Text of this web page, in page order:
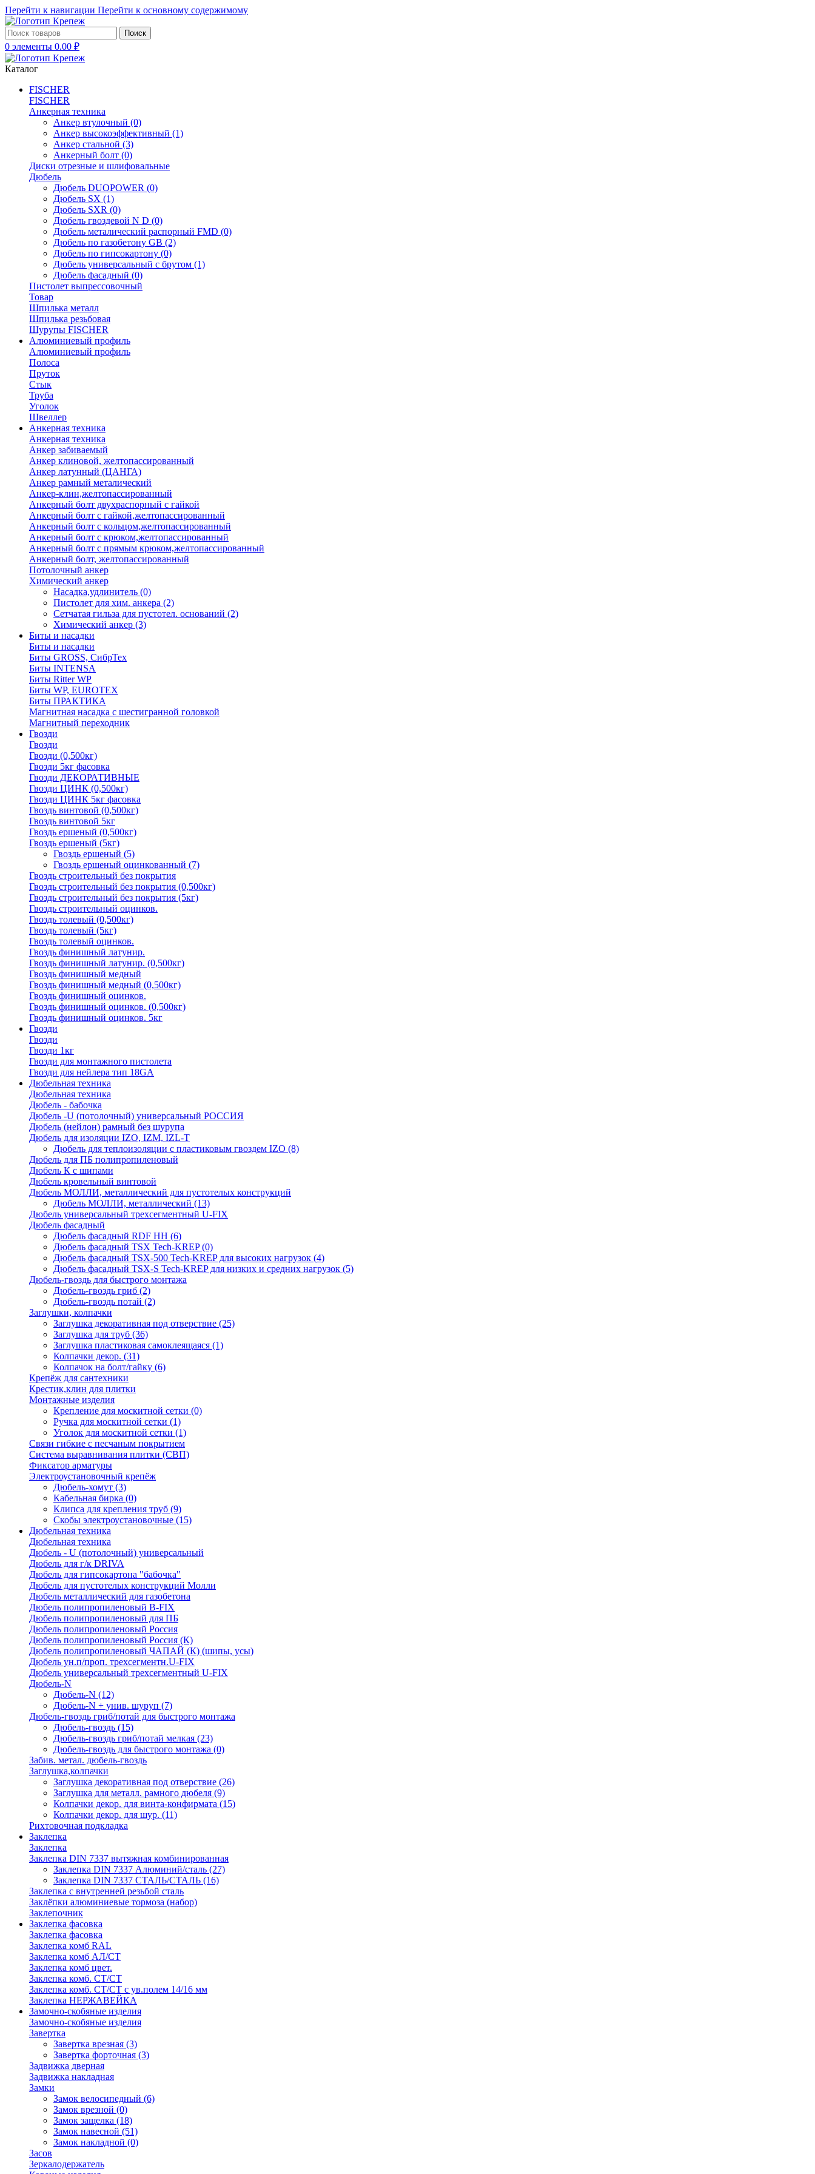
Перейти к навигации Перейти к основному содержимому
Поиск
0 элементы 0.00 ₽
Каталог
FISCHER
FISCHER
Анкерная техника
Анкер втулочный (0)
Анкер высокоэффективный (1)
Анкер стальной (3)
Анкерный болт (0)
Диски отрезные и шлифовальные
Дюбель
Дюбель DUOPOWER (0)
Дюбель SX (1)
Дюбель SXR (0)
Дюбель гвоздевой N D (0)
Дюбель металический распорный FMD (0)
Дюбель по газобетону GB (2)
Дюбель по гипсокартону (0)
Дюбель универсальный с брутом (1)
Дюбель фасадный (0)
Пистолет выпрессовочный
Товар
Шпилька металл
Шпилька резьбовая
Шурупы FISCHER
Алюминиевый профиль
Алюминиевый профиль
Полоса
Пруток
Стык
Труба
Уголок
Швеллер
Анкерная техника
Анкерная техника
Анкер забиваемый
Анкер клиновой, желтопассированный
Анкер латунный (ЦАНГА)
Анкер рамный металический
Анкер-клин,желтопассированный
Анкерный болт двухраспорный с гайкой
Анкерный болт с гайкой,желтопассированный
Анкерный болт с кольцом,желтопассированный
Анкерный болт с крюком,желтопассированный
Анкерный болт с прямым крюком,желтопассированный
Анкерный болт, желтопассированный
Потолочный анкер
Химический анкер
Насадка,удлинитель (0)
Пистолет для хим. анкера (2)
Сетчатая гильза для пустотел. оснований (2)
Химический анкер (3)
Биты и насадки
Биты и насадки
Биты GROSS, СибрТех
Биты INTENSA
Биты Ritter WP
Биты WP, EUROTEX
Биты ПРАКТИКА
Магнитная насадка с шестигранной головкой
Магнитный переходник
Гвозди
Гвозди
Гвозди (0,500кг)
Гвозди 5кг фасовка
Гвозди ДЕКОРАТИВНЫЕ
Гвозди ЦИНК (0,500кг)
Гвозди ЦИНК 5кг фасовка
Гвоздь винтовой (0,500кг)
Гвоздь винтовой 5кг
Гвоздь ершеный (0,500кг)
Гвоздь ершеный (5кг)
Гвоздь ершеный (5)
Гвоздь ершеный оцинкованный (7)
Гвоздь строительный без покрытия
Гвоздь строительный без покрытия (0,500кг)
Гвоздь строительный без покрытия (5кг)
Гвоздь строительный оцинков.
Гвоздь толевый (0,500кг)
Гвоздь толевый (5кг)
Гвоздь толевый оцинков.
Гвоздь финишный латунир.
Гвоздь финишный латунир. (0,500кг)
Гвоздь финишный медный
Гвоздь финишный медный (0,500кг)
Гвоздь финишный оцинков.
Гвоздь финишный оцинков. (0,500кг)
Гвоздь финишный оцинков. 5кг
Гвозди
Гвозди
Гвозди 1кг
Гвозди для монтажного пистолета
Гвозди для нейлера тип 18GA
Дюбельная техника
Дюбельная техника
Дюбель - бабочка
Дюбель -U (потолочный) универсальный РОССИЯ
Дюбель (нейлон) рамный без шурупа
Дюбель для изоляции IZO, IZM, IZL-T
Дюбель для теплоизоляции с пластиковым гвоздем IZO (8)
Дюбель для ПБ полипропиленовый
Дюбель К с шипами
Дюбель кровельный винтовой
Дюбель МОЛЛИ, металлический для пустотелых конструкций
Дюбель МОЛЛИ, металлический (13)
Дюбель универсальный трехсегментный U-FIX
Дюбель фасадный
Дюбель фасадный RDF НН (6)
Дюбель фасадный TSX Tech-KREP(0)
Дюбель фасадный TSX-500 Tech-KREP для высоких нагрузок (4)
Дюбель фасадный TSX-S Tech-KREP для низких и средних нагрузок (5)
Дюбель-гвоздь для быстрого монтажа
Дюбель-гвоздь гриб (2)
Дюбель-гвоздь потай (2)
Заглушки, колпачки
Заглушка декоративная под отверствие (25)
Заглушка для труб (36)
Заглушка пластиковая самоклеящаяся (1)
Колпачки декор. (31)
Колпачок на болт/гайку (6)
Крепёж для сантехники
Крестик,клин для плитки
Монтажные изделия
Крепление для москитной сетки (0)
Ручка для москитной сетки (1)
Уголок для москитной сетки (1)
Связи гибкие с песчаным покрытием
Система выравнивания плитки (СВП)
Фиксатор арматуры
Электроустановочный крепёж
Дюбель-хомут (3)
Кабельная бирка (0)
Клипса для крепления труб (9)
Скобы электроустановочные (15)
Дюбельная техника
Дюбельная техника
Дюбель - U (потолочный) универсальный
Дюбель для г/к DRIVA
Дюбель для гипсокартона "бабочка"
Дюбель для пустотелых конструкций Молли
Дюбель металлический для газобетона
Дюбель полипропиленовый В-FIX
Дюбель полипропиленовый для ПБ
Дюбель полипропиленовый Россия
Дюбель полипропиленовый Россия (К)
Дюбель полипропиленовый ЧАПАЙ (К) (шипы, усы)
Дюбель ун.п/проп. трехсегментн.U-FIX
Дюбель универсальный трехсегментный U-FIX
Дюбель-N
Дюбель-N (12)
Дюбель-N + унив. шуруп (7)
Дюбель-гвоздь гриб/потай для быстрого монтажа
Дюбель-гвоздь (15)
Дюбель-гвоздь гриб/потай мелкая (23)
Дюбель-гвоздь для быстрого монтажа (0)
Забив. метал. дюбель-гвоздь
Заглушка,колпачки
Заглушка декоративная под отверствие (26)
Заглушка для металл. рамного дюбеля (9)
Колпачки декор. для винта-конфирмата (15)
Колпачки декор. для шур. (11)
Рихтовочная подкладка
Заклепка
Заклепка
Заклепка DIN 7337 вытяжная комбинированная
Заклепка DIN 7337 Алюминий/сталь (27)
Заклепка DIN 7337 СТАЛЬ/СТАЛЬ (16)
Заклепка с внутренней резьбой сталь
Заклёпки алюминиевые тормоза (набор)
Заклепочник
Заклепка фасовка
Заклепка фасовка
Заклепка комб RAL
Заклепка комб АЛ/СТ
Заклепка комб цвет.
Заклепка комб. СТ/СТ
Заклепка комб. СТ/СТ с ув.полем 14/16 мм
Заклепка НЕРЖАВЕЙКА
Замочно-скобяные изделия
Замочно-скобяные изделия
Завертка
Завертка врезная (3)
Завертка форточная (3)
Задвижка дверная
Задвижка накладная
Замки
Замок велосипедный (6)
Замок врезной (0)
Замок защелка (18)
Замок навесной (51)
Замок накладной (0)
Засов
Зеркалодержатель